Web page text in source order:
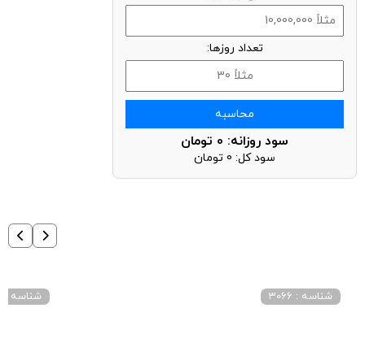
تعداد روزها:
محاسبه
سود روزانه: 0 تومان
سود کل: 0 تومان
شناسه : 3066 شناسه : 2040